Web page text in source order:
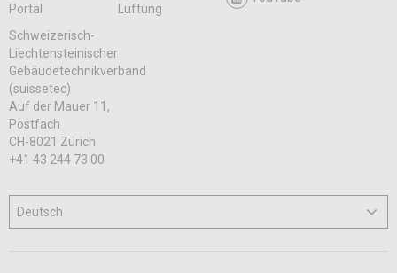
Portal
Lüftung
Schweizerisch-
Liechtensteinischer
Gebäudetechnikverband
(suissetec)
Auf der Mauer 11,
Postfach
CH-8021 Zürich
+41 43 244 73 00